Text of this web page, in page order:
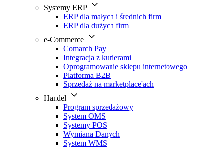
Systemy ERP
ERP dla małych i średnich firm
ERP dla dużych firm
e-Commerce
Comarch Pay
Integracja z kurierami
Oprogramowanie sklepu internetowego
Platforma B2B
Sprzedaż na marketplace'ach
Handel
Program sprzedażowy
System OMS
Systemy POS
Wymiana Danych
System WMS